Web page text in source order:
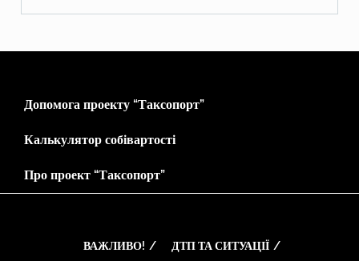
Допомога проекту “Таксопорт”
Калькулятор собівартості
Про проект “Таксопорт”
ВАЖЛИВО! ДТП ТА СИТУАЦІЇ